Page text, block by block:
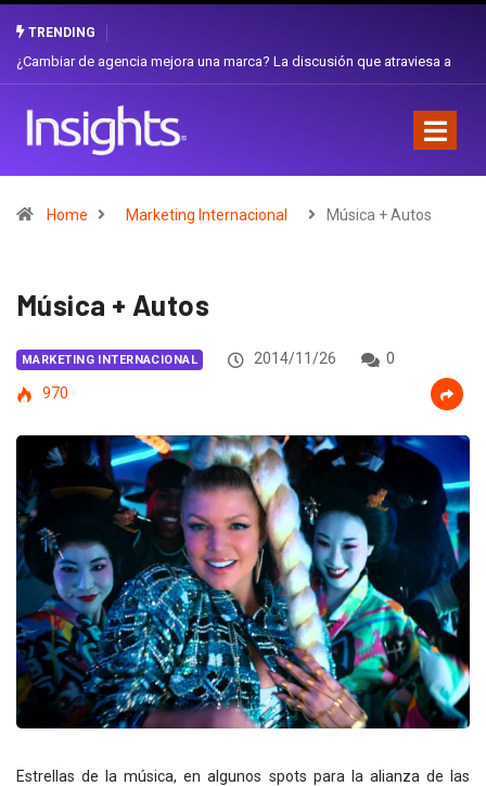
TRENDING
Gabriela Herrera y el arte de cambiarse el sombrero en Corporación
Home Marketing Internacional Música + Autos
Música + Autos
MARKETING INTERNACIONAL 2014/11/26
0
970
Estrellas de la música, en algunos spots para la alianza de las